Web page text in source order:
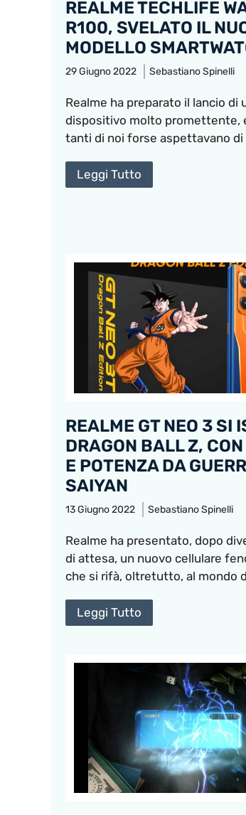
REALME TECHLIFE
R100, SVELATO IL
MODELLO
29 Giugno 2022 Sebastiano Spinelli
Realme ha preparato il lancio di
dispositivo molto promettente,
tanti di noi forse aspettavano di
Leggi Tutto
REALME GT NEO 3 SI
DRAGON BALL Z,
E POTENZA DA
SAIYAN
13 Giugno 2022 Sebastiano Spinelli
Realme ha presentato, dopo
di attesa, un nuovo cellulare
che si rifà, oltretutto, al mondo
Leggi Tutto